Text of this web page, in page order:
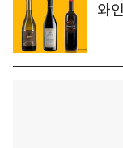
와